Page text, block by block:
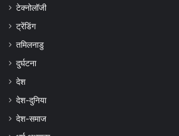
टेक्नोलॉजी
ट्रेंडिंग
तमिलनाडु
दुर्घटना
देश
देश-दुनिया
देश-समाज